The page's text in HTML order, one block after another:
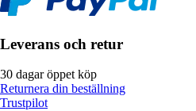
Leverans och retur
30 dagar öppet köp
Returnera din beställning
Trustpilot